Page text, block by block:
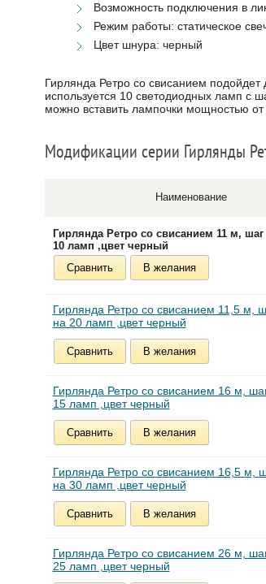
Возможность подключения в
Режим работы: статическое
Цвет шнура: черный
Гирлянда Ретро со свисанием
используется 10 светодиодных ламп с
можно вставить лампочки мощностью
Модификации серии Гирлянды
Наименование
Гирлянда Ретро со свисанием 11 м,
10 ламп ,цвет черный
Сравнить
В желания
Гирлянда Ретро со свисанием 11,5 м,
на 20 ламп ,цвет черный
Сравнить В желания
Гирлянда Ретро со свисанием 16 м,
15 ламп ,цвет черный
Сравнить В желания
Гирлянда Ретро со свисанием 16,5 м,
на 30 ламп ,цвет черный
Сравнить В желания
Гирлянда Ретро со свисанием 26 м,
25 ламп ,цвет черный